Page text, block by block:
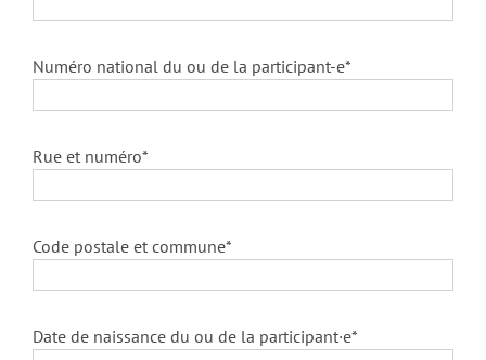
Numéro national du ou de la participant-e*
Rue et numéro*
Code postale et commune*
Date de naissance du ou de la participant·e*